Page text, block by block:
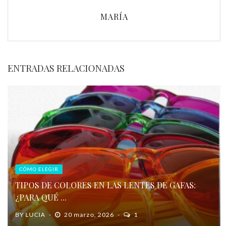
MARÍA
ENTRADAS RELACIONADAS
CÓMO ELEGIR
TIPOS DE COLORES EN LAS LENTES DE GAFAS:
¿PARA QUÉ ...
BYLUCIA 20 marzo, 2026 1